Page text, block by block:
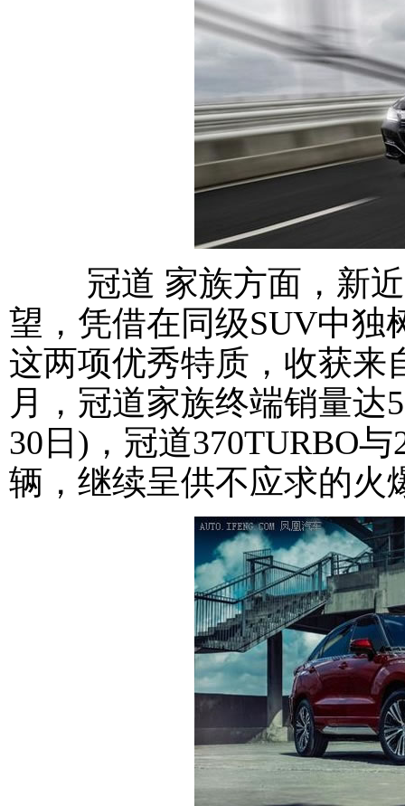
冠道 家族方面，新近
望，凭借在同级SUV中独
这两项优秀特质，收获来
月，冠道家族终端销量达
30日)，冠道370TURBO
辆，继续呈供不应求的火